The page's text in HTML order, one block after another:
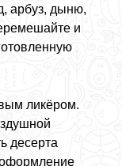
арбуз, дыню,
и
ликёром.
десерта